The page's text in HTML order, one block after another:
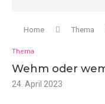
Home Thema
Thema
Wehm oder
24. April 2023